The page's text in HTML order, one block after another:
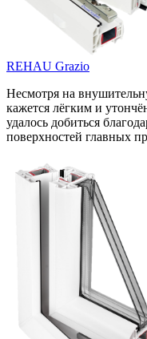
REHAU Grazio
Несмотря на
кажется лёгким и
удалось добиться
поверхностей главных